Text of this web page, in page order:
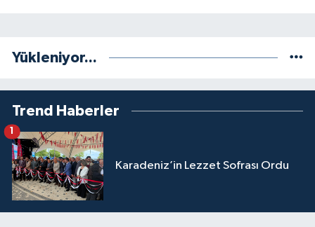
Yükleniyor...
Trend Haberler
Karadeniz’in Lezzet Sofrası Ordu
1